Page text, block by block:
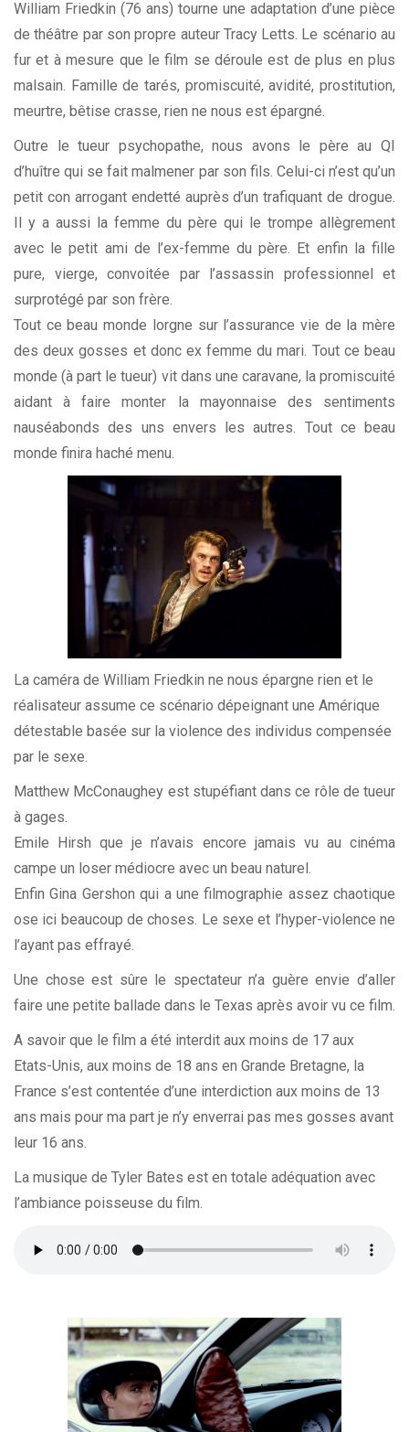
William Friedkin (76 ans) tourne une adaptation d’une pièce
de théâtre par son propre auteur Tracy Letts. Le scénario au
fur et à mesure que le film se déroule est de plus en plus
malsain. Famille de tarés, promiscuité, avidité, prostitution,
meurtre, bêtise crasse, rien ne nous est épargné.
Outre le tueur psychopathe, nous avons le père au QI
d’huître qui se fait malmener par son fils. Celui-ci n’est qu’un
petit con arrogant endetté auprès d’un trafiquant de drogue.
Il y a aussi la femme du père qui le trompe allègrement
avec le petit ami de l’ex-femme du père. Et enfin la fille
pure, vierge, convoitée par l’assassin professionnel et
surprotégé par son frère.
Tout ce beau monde lorgne sur l’assurance vie de la mère
des deux gosses et donc ex femme du mari. Tout ce beau
monde (à part le tueur) vit dans une caravane, la promiscuité
aidant à faire monter la mayonnaise des sentiments
nauséabonds des uns envers les autres. Tout ce beau
monde finira haché menu.
La caméra de William Friedkin ne nous épargne rien et le
réalisateur assume ce scénario dépeignant une Amérique
détestable basée sur la violence des individus compensée
par le sexe.
Matthew McConaughey est stupéfiant dans ce rôle de tueur
à gages.
Emile Hirsh que je n’avais encore jamais vu au cinéma
campe un loser médiocre avec un beau naturel.
Enfin Gina Gershon qui a une filmographie assez chaotique
ose ici beaucoup de choses. Le sexe et l’hyper-violence ne
l’ayant pas effrayé.
Une chose est sûre le spectateur n’a guère envie d’aller
faire une petite ballade dans le Texas après avoir vu ce film.
A savoir que le film a été interdit aux moins de 17 aux
Etats-Unis, aux moins de 18 ans en Grande Bretagne, la
France s’est contentée d’une interdiction aux moins de 13
ans mais pour ma part je n’y enverrai pas mes gosses avant
leur 16 ans.
La musique de Tyler Bates est en totale adéquation avec
l’ambiance poisseuse du film.